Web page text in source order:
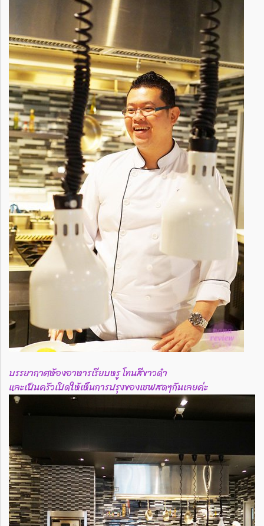
บรรยากาศห้องอาหารเรียบหรู โทนสีขาวดำ
และเป็นครัวเปิดให้เห็นการปรุงของเชฟสดๆกันเลยค่ะ